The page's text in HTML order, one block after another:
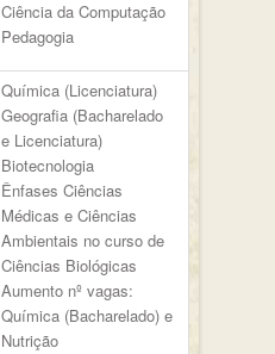
Ciência da Computação
Pedagogia
Química (Licenciatura)
Geografia (Bacharelado
e Licenciatura)
Biotecnologia
Ênfases Ciências
Médicas e Ciências
Ambientais no curso de
Ciências Biológicas
Aumento nº vagas:
Química (Bacharelado) e
Nutrição